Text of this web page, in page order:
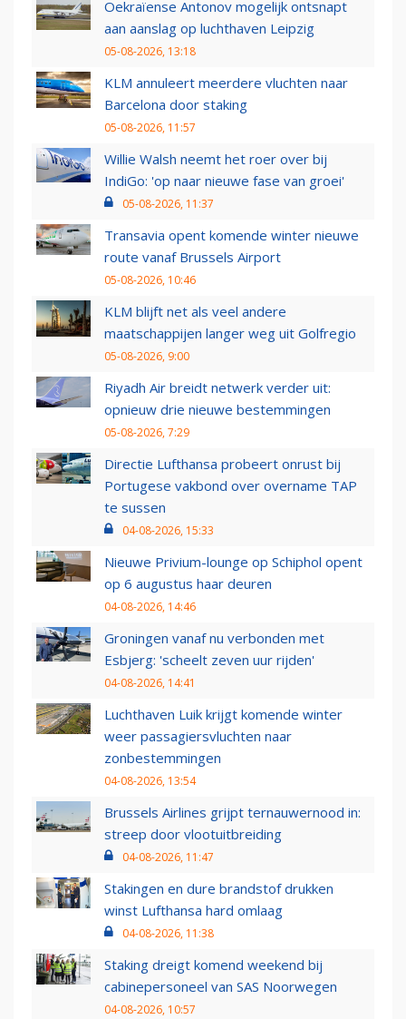
Oekraïense Antonov mogelijk ontsnapt
aan aanslag op luchthaven Leipzig
05-08-2026, 13:18
KLM annuleert meerdere vluchten naar
Barcelona door staking
05-08-2026, 11:57
Willie Walsh neemt het roer over bij
IndiGo: 'op naar nieuwe fase van groei'
05-08-2026, 11:37
Transavia opent komende winter nieuwe
route vanaf Brussels Airport
05-08-2026, 10:46
KLM blijft net als veel andere
maatschappijen langer weg uit Golfregio
05-08-2026, 9:00
Riyadh Air breidt netwerk verder uit:
opnieuw drie nieuwe bestemmingen
05-08-2026, 7:29
Directie Lufthansa probeert onrust bij
Portugese vakbond over overname TAP
te sussen
04-08-2026, 15:33
Nieuwe Privium-lounge op Schiphol opent
op 6 augustus haar deuren
04-08-2026, 14:46
Groningen vanaf nu verbonden met
Esbjerg: 'scheelt zeven uur rijden'
04-08-2026, 14:41
Luchthaven Luik krijgt komende winter
weer passagiersvluchten naar
zonbestemmingen
04-08-2026, 13:54
Brussels Airlines grijpt ternauwernood in:
streep door vlootuitbreiding
04-08-2026, 11:47
Stakingen en dure brandstof drukken
winst Lufthansa hard omlaag
04-08-2026, 11:38
Staking dreigt komend weekend bij
cabinepersoneel van SAS Noorwegen
04-08-2026, 10:57